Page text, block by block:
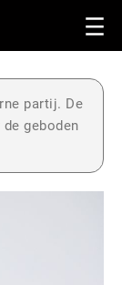
partij. De
geboden